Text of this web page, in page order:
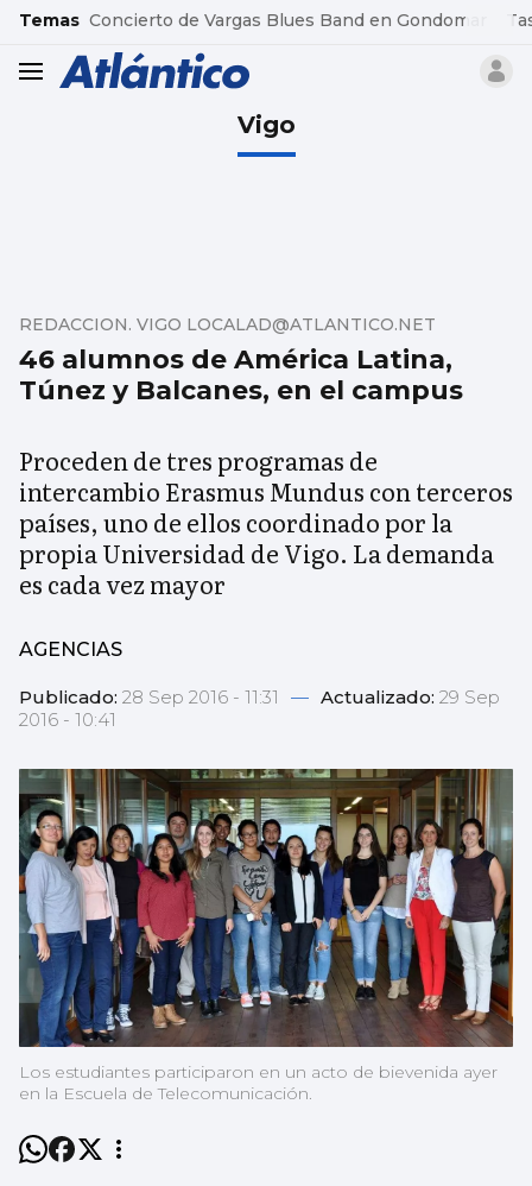
common.go-to-content
Temas Concierto de Vargas Blues Band en Gondomar
header.menu.open
Vigo
46 alumnos de América Latina,
Túnez y Balcanes, en el campus
REDACCION. VIGO LOCALAD@ATLANTICO.NET
Proceden de tres programas de
intercambio Erasmus Mundus con terceros
países, uno de ellos coordinado por la
propia Universidad de Vigo. La demanda
es cada vez mayor
AGENCIAS
Publicado: 28 Sep 2016 - 11:31 — Actualizado: 29 Sep
2016 - 10:41
Los estudiantes participaron en un acto de bievenida ayer
en la Escuela de Telecomunicación.